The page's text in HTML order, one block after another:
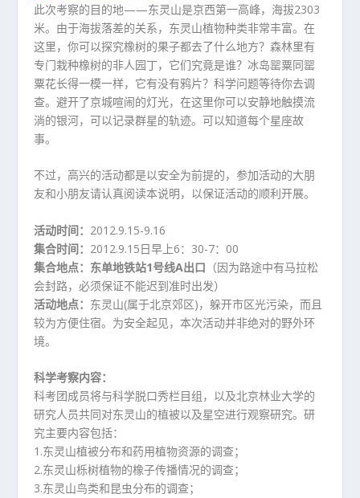
此次考察的目的地——东灵山是京西第一高峰，海拔2303
米。由于海拔落差的关系，东灵山植物种类非常丰富。在
这里，你可以探究橡树的果子都去了什么地方？森林里有
专门栽种橡树的非人园丁，它们究竟是谁？冰岛罂粟同罂
粟花长得一模一样，它有没有鸦片？科学问题等待你去调
查。避开了京城喧闹的灯光，在这里你可以安静地触摸流
淌的银河，可以记录群星的轨迹。可以知道每个星座故
事。
不过，高兴的活动都是以安全为前提的，参加活动的大朋
友和小朋友请认真阅读本说明，以保证活动的顺利开展。
活动时间： 2012.9.15-9.16
集合时间： 2012.9.15日早上6：30-7：00
集合地点：东单地铁站1号线A出口 （因为路途中有马拉松
会封路，必须保证不能迟到准时出发）
活动地点： 东灵山(属于北京郊区)，躲开市区光污染，而且
较为方便住宿。为安全起见，本次活动并非绝对的野外环
境。
科学考察内容：
科考团成员将与科学脱口秀栏目组，以及北京林业大学的
研究人员共同对东灵山的植被以及星空进行观察研究。研
究主要内容包括：
1.东灵山植被分布和药用植物资源的调查；
2.东灵山栎树植物的橡子传播情况的调查；
3.东灵山鸟类和昆虫分布的调查；